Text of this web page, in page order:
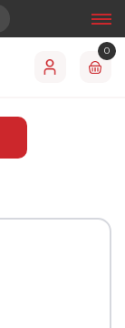
0